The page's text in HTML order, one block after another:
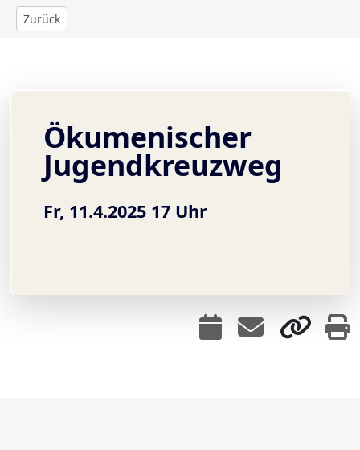
Zurück
Ökumenischer
Jugendkreuzweg
Fr, 11.4.2025 17 Uhr